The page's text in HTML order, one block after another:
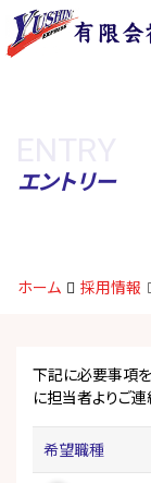
エントリー
ホーム 採用情報
下記に必要事項を
に担当者よりご連
希望職種